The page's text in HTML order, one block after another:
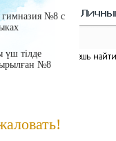
гимназия №8 с
үш тілде
№8